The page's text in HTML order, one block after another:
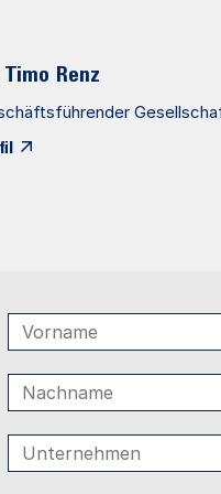
Timo Renz